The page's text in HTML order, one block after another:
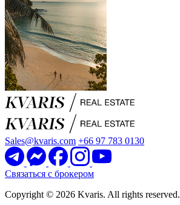
Sales@kvaris.com +66 97 783 0130
Связаться с брокером
Copyright © 2026 Kvaris. All rights reserved.